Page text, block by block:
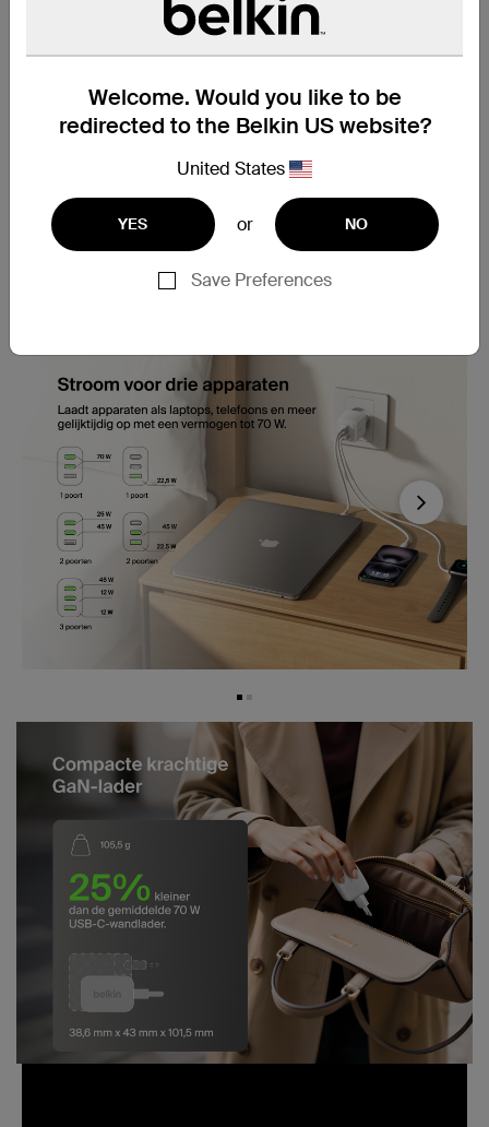
Welcome. Would you like to be
redirected to the Belkin US website?
United States
YES or NO
Save Preferences
Next